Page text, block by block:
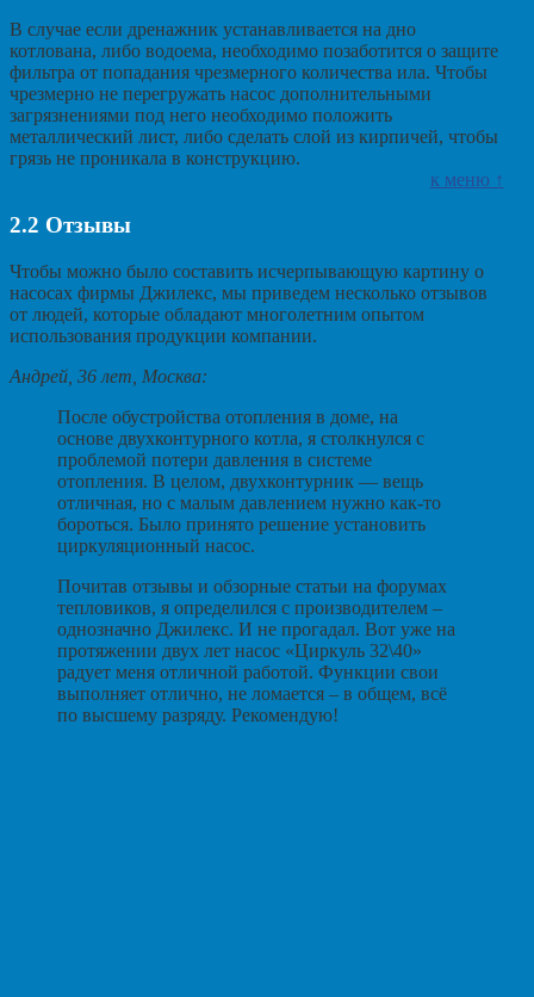
В случае если дренажник устанавливается на дно
котлована, либо водоема, необходимо позаботится о защите
фильтра от попадания чрезмерного количества ила. Чтобы
чрезмерно не перегружать насос дополнительными
загрязнениями под него необходимо положить
металлический лист, либо сделать слой из кирпичей, чтобы
грязь не проникала в конструкцию.
к меню ↑
2.2 Отзывы
Чтобы можно было составить исчерпывающую картину о
насосах фирмы Джилекс, мы приведем несколько отзывов
от людей, которые обладают многолетним опытом
использования продукции компании.
Андрей, 36 лет, Москва:
После обустройства отопления в доме, на
основе двухконтурного котла, я столкнулся с
проблемой потери давления в системе
отопления. В целом, двухконтурник — вещь
отличная, но с малым давлением нужно как-то
бороться. Было принято решение установить
циркуляционный насос.
Почитав отзывы и обзорные статьи на форумах
тепловиков, я определился с производителем –
однозначно Джилекс. И не прогадал. Вот уже на
протяжении двух лет насос «Циркуль 32\40»
радует меня отличной работой. Функции свои
выполняет отлично, не ломается – в общем, всё
по высшему разряду. Рекомендую!